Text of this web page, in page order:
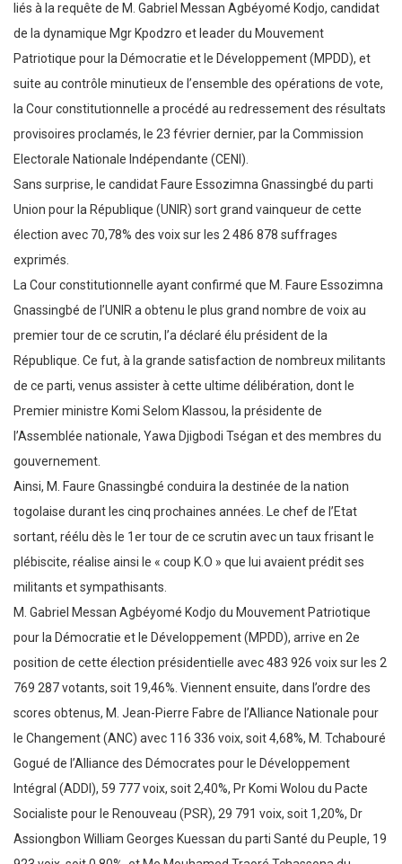
liés à la requête de M. Gabriel Messan Agbéyomé Kodjo, candidat
de la dynamique Mgr Kpodzro et leader du Mouvement
Patriotique pour la Démocratie et le Développement (MPDD), et
suite au contrôle minutieux de l’ensemble des opérations de vote,
la Cour constitutionnelle a procédé au redressement des résultats
provisoires proclamés, le 23 février dernier, par la Commission
Electorale Nationale Indépendante (CENI).
Sans surprise, le candidat Faure Essozimna Gnassingbé du parti
Union pour la République (UNIR) sort grand vainqueur de cette
élection avec 70,78% des voix sur les 2 486 878 suffrages
exprimés.
La Cour constitutionnelle ayant confirmé que M. Faure Essozimna
Gnassingbé de l’UNIR a obtenu le plus grand nombre de voix au
premier tour de ce scrutin, l’a déclaré élu président de la
République. Ce fut, à la grande satisfaction de nombreux militants
de ce parti, venus assister à cette ultime délibération, dont le
Premier ministre Komi Selom Klassou, la présidente de
l’Assemblée nationale, Yawa Djigbodi Tségan et des membres du
gouvernement.
Ainsi, M. Faure Gnassingbé conduira la destinée de la nation
togolaise durant les cinq prochaines années. Le chef de l’Etat
sortant, réélu dès le 1er tour de ce scrutin avec un taux frisant le
plébiscite, réalise ainsi le « coup K.O » que lui avaient prédit ses
militants et sympathisants.
M. Gabriel Messan Agbéyomé Kodjo du Mouvement Patriotique
pour la Démocratie et le Développement (MPDD), arrive en 2e
position de cette élection présidentielle avec 483 926 voix sur les 2
769 287 votants, soit 19,46%. Viennent ensuite, dans l’ordre des
scores obtenus, M. Jean-Pierre Fabre de l’Alliance Nationale pour
le Changement (ANC) avec 116 336 voix, soit 4,68%, M. Tchabouré
Gogué de l’Alliance des Démocrates pour le Développement
Intégral (ADDI), 59 777 voix, soit 2,40%, Pr Komi Wolou du Pacte
Socialiste pour le Renouveau (PSR), 29 791 voix, soit 1,20%, Dr
Assiongbon William Georges Kuessan du parti Santé du Peuple, 19